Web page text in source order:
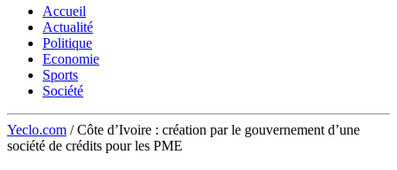
Accueil
Actualité
Politique
Economie
Sports
Société
Yeclo.com / Côte d’Ivoire : création par le gouvernement d’une
société de crédits pour les PME